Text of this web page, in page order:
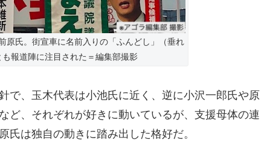
原氏。街宣車に名前入りの「ふんどし」（垂れ
報道陣に注目された＝編集部撮影
で、玉木代表は小池氏に近く、逆に小沢一郎氏や原
ど、それぞれが好きに動いているが、支援母体の連
氏は独自の動きに踏み出した格好だ。